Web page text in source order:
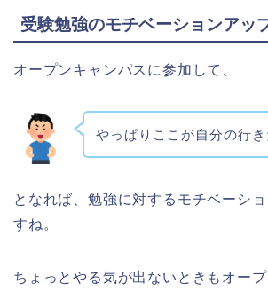
受験勉強のモチベーションアッ
オープンキャンパスに参加して、
やっぱりここが自分の行き
となれば、勉強に対するモチベーシ
すね。
ちょっとやる気が出ないときもオー